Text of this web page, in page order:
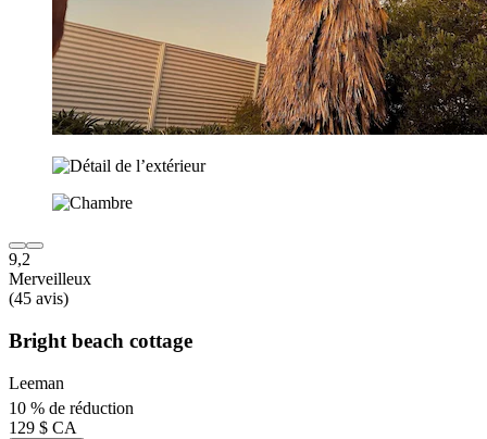
9,2
Merveilleux
(45 avis)
Bright beach cottage
Leeman
10 % de réduction
129 $ CA